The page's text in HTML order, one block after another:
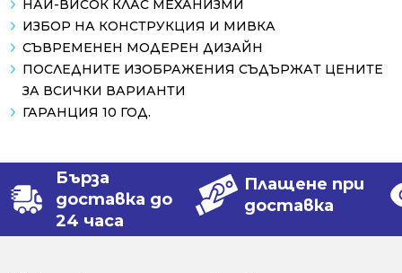
НАЙ-ВИСОК КЛАС МЕХАНИЗМИ
ИЗБОР НА КОНСТРУКЦИЯ И МИВКА
СЪВРЕМЕНЕН МОДЕРЕН ДИЗАЙН
ПОСЛЕДНИТЕ ИЗОБРАЖЕНИЯ СЪДЪРЖАТ ЦЕНИТЕ
ЗА ВСИЧКИ ВАРИАНТИ
ГАРАНЦИЯ 10 ГОД.
Бърза
доставка до
24 часа
Плащене при
доставка